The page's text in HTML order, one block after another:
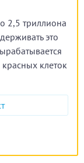
2,5 триллиона
это
клеток